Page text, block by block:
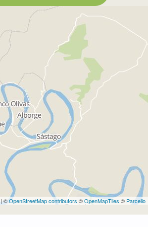
| ©OpenStreetMap contributors ©OpenMapTiles © Parcello